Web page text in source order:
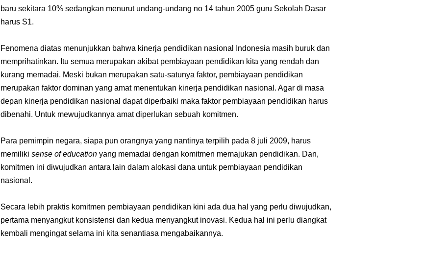
baru sekitara 10% sedangkan menurut undang-undang no 14 tahun 2005 guru Sekolah Dasar
harus S1.
Fenomena diatas menunjukkan bahwa kinerja pendidikan nasional Indonesia masih buruk dan
memprihatinkan. Itu semua merupakan akibat pembiayaan pendidikan kita yang rendah dan
kurang memadai. Meski bukan merupakan satu-satunya faktor, pembiayaan pendidikan
merupakan faktor dominan yang amat menentukan kinerja pendidikan nasional. Agar di masa
depan kinerja pendidikan nasional dapat diperbaiki maka faktor pembiayaan pendidikan harus
dibenahi. Untuk mewujudkannya amat diperlukan sebuah komitmen.
Para pemimpin negara, siapa pun orangnya yang nantinya terpilih pada 8 juli 2009, harus
memiliki sense of education yang memadai dengan komitmen memajukan pendidikan. Dan,
komitmen ini diwujudkan antara lain dalam alokasi dana untuk pembiayaan pendidikan
nasional.
Secara lebih praktis komitmen pembiayaan pendidikan kini ada dua hal yang perlu diwujudkan,
pertama menyangkut konsistensi dan kedua menyangkut inovasi. Kedua hal ini perlu diangkat
kembali mengingat selama ini kita senantiasa mengabaikannya.